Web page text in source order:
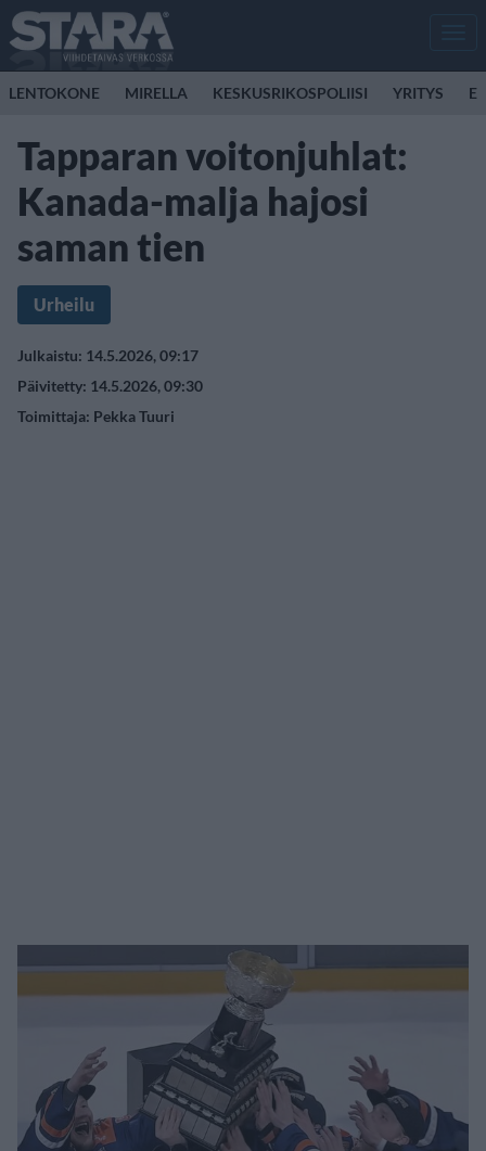
LENTOKONE MIRELLA KESKUSRIKOSPOLIISI YRITYS
Tapparan voitonjuhlat:
Kanada-malja hajosi
saman tien
Urheilu
Julkaistu: 14.5.2026, 09:17
Päivitetty: 14.5.2026, 09:30
Toimittaja: Pekka Tuuri